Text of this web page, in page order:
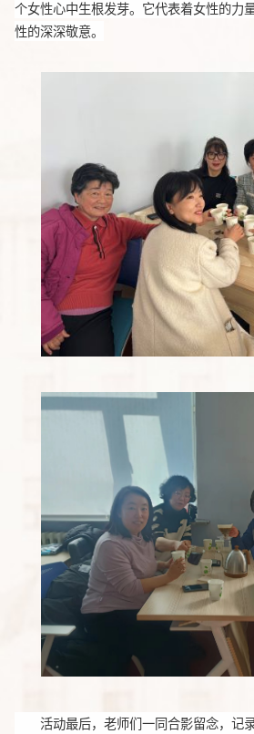
个女性心中生根发芽。它代表着女性的力
性的深深敬意。
活动最后，老师们一同合影留念，记